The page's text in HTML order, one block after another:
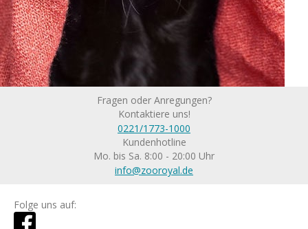
Fragen oder Anregungen?
Kontaktiere uns!
0221/1773-1000
Kundenhotline
Mo. bis Sa. 8:00 - 20:00 Uhr
info@zooroyal.de
Folge uns auf: